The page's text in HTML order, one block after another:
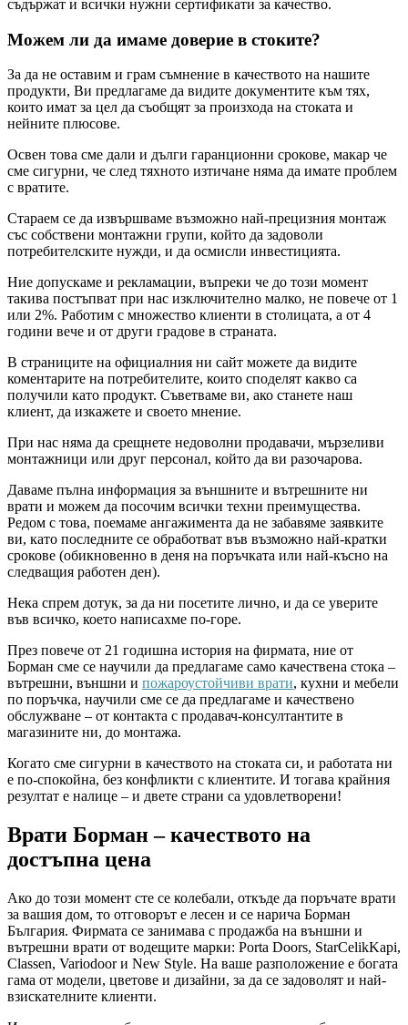
съдържат и всички нужни сертификати за качество.
Можем ли да имаме доверие в стоките?
За да не оставим и грам съмнение в качеството на нашите
продукти, Ви предлагаме да видите документите към тях,
които имат за цел да съобщят за произхода на стоката и
нейните плюсове.
Освен това сме дали и дълги гаранционни срокове, макар че
сме сигурни, че след тяхното изтичане няма да имате проблем
с вратите.
Стараем се да извършваме възможно най-прецизния монтаж
със собствени монтажни групи, който да задоволи
потребителските нужди, и да осмисли инвестицията.
Ние допускаме и рекламации, въпреки че до този момент
такива постъпват при нас изключително малко, не повече от 1
или 2%. Работим с множество клиенти в столицата, а от 4
години вече и от други градове в страната.
В страниците на официалния ни сайт можете да видите
коментарите на потребителите, които споделят какво са
получили като продукт. Съветваме ви, ако станете наш
клиент, да изкажете и своето мнение.
При нас няма да срещнете недоволни продавачи, мързеливи
монтажници или друг персонал, който да ви разочарова.
Даваме пълна информация за външните и вътрешните ни
врати и можем да посочим всички техни преимущества.
Редом с това, поемаме ангажимента да не забавяме заявките
ви, като последните се обработват във възможно най-кратки
срокове (обикновенно в деня на поръчката или най-късно на
следващия работен ден).
Нека спрем дотук, за да ни посетите лично, и да се уверите
във всичко, което написахме по-горе.
През повече от 21 годишна история на фирмата, ние от
Борман сме се научили да предлагаме само качествена стока –
вътрешни, външни и пожароустойчиви врати, кухни и мебели
по поръчка, научили сме се да предлагаме и качествено
обслужване – от контакта с продавач-консултантите в
магазините ни, до монтажа.
Когато сме сигурни в качеството на стоката си, и работата ни
е по-спокойна, без конфликти с клиентите. И тогава крайния
резултат е налице – и двете страни са удовлетворени!
Врати Борман – качеството на
достъпна цена
Ако до този момент сте се колебали, откъде да поръчате врати
за вашия дом, то отговорът е лесен и се нарича Борман
България. Фирмата се занимава с продажба на външни и
вътрешни врати от водещите марки: Porta Doors, StarCelikKapi,
Classen, Variodoor и New Style. На ваше разположение е богата
гама от модели, цветове и дизайни, за да се задоволят и най-
взискателните клиенти.